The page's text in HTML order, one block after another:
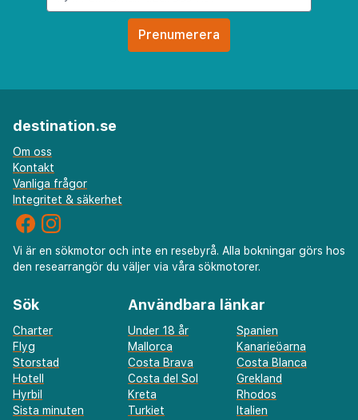
destination.se
Om oss
Kontakt
Vanliga frågor
Integritet & säkerhet
Vi är en sökmotor och inte en resebyrå. Alla bokningar görs hos
den researrangör du väljer via våra sökmotorer.
Sök
Charter
Flyg
Storstad
Hotell
Hyrbil
Sista minuten
Användbara länkar
Under 18 år
Spanien
Mallorca
Kanarieöarna
Costa Brava
Costa Blanca
Costa del Sol
Grekland
Kreta
Rhodos
Turkiet
Italien